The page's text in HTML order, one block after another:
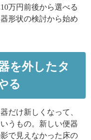
万円前後から選べる
形状の検討から始め
を外したタ
る
だけ新しくなって、
うもの。新しい便器
で見えなかった 床の